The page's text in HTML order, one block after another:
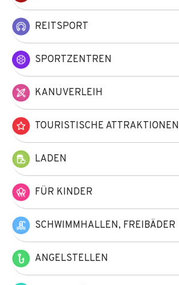
REITSPORT
SPORTZENTREN
KANUVERLEIH
TOURISTISCHE ATTRAKTIONEN
LADEN
FÜR KINDER
SCHWIMMHALLEN, FREIBÄDER
ANGELSTELLEN